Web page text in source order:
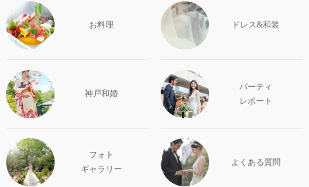
お料理 ドレス&和装
神戸和婚
パーティ
レポート
フォト
ギャラリー
よくある質問